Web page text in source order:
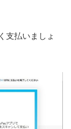
支払いましょ